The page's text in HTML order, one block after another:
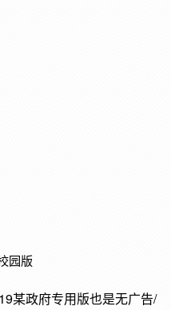
园版
某政府专用版也是无广告/